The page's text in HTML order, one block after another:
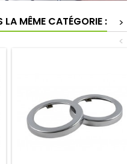
LA MÊME CATÉGORIE :
>
<